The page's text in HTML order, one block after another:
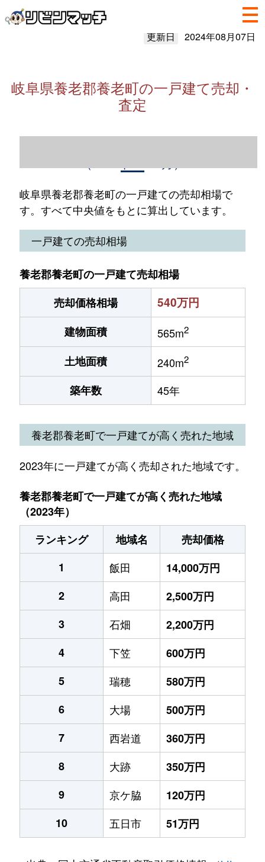
更新日 2024年08月07日
岐阜県養老郡養老町の一戸建て売却・
査定
岐阜県養老郡養老町の一戸建ての売却相場で
す。すべて中央値をもとに算出しています。
一戸建ての売却相場
養老郡養老町の一戸建て売却相場
売却価格相場
540万円
建物面積 565m2
土地面積 240m2
築年数 45年
養老郡養老町で一戸建てが高く売れた地域
2023年に一戸建てが高く売却された地域です。
養老郡養老町で一戸建てが高く売れた地域
（2023年）
ランキング
地域名
売却価格
1
飯田
14,000万円
2
高田
2,500万円
3
石畑
2,200万円
4
下笠
600万円
5
瑞穂
580万円
6
大場
500万円
7
西岩道
360万円
8
大跡
350万円
9
京ケ脇
120万円
10
五日市 51万円